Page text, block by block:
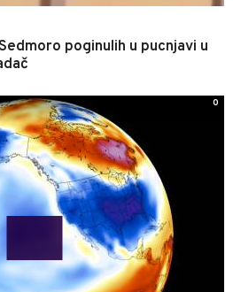
poginulih u pucnjavi u
0